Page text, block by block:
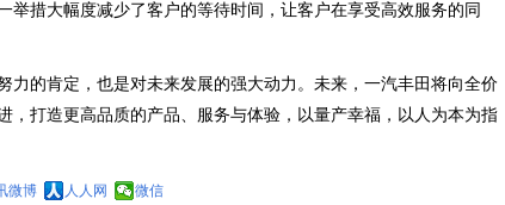
举措大幅度减少了客户的等待时间，让客户在享受高效服务的同
力的肯定，也是对未来发展的强大动力。未来，一汽丰田将向全价
，打造更高品质的产品、服务与体验，以量产幸福，以人为本为指
微博 人人网 微信